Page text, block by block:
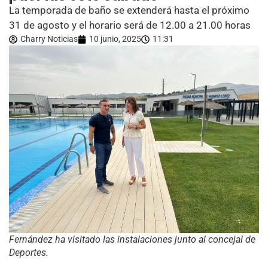
La temporada de baño se extenderá hasta el próximo
31 de agosto y el horario será de 12.00 a 21.00 horas
Charry Noticias 10 junio, 2025 11:31
Fernández ha visitado las instalaciones junto al concejal de
Deportes.